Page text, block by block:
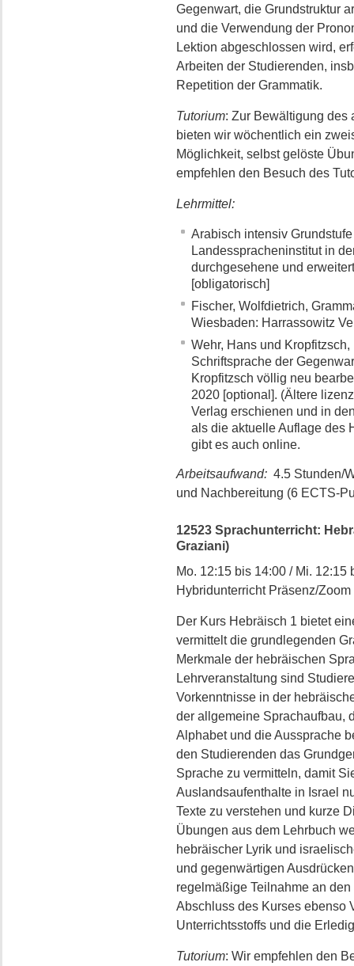
Gegenwart, die Grundstruktur
und die Verwendung der
Lektion abgeschlossen wird,
Arbeiten der Studierenden,
Repetition der Grammatik.
Tutorium: Zur Bewältigung des
bieten wir wöchentlich ein
Möglichkeit, selbst gelöste
empfehlen den Besuch des
Lehrmittel:
Arabisch intensiv
Landesspracheninstitut in
durchgesehene und
[obligatorisch]
Fischer, Wolfdietrich,
Wiesbaden: Harrassowitz
Wehr, Hans und
Schriftsprache der
Kropfitzsch völlig neu
2020 [optional]. (Ältere
Verlag erschienen und in
als die aktuelle Auflage des
gibt es auch online.
Arbeitsaufwand:4.5 Stunden/
und Nachbereitung (6 ECTS-
12523 Sprachunterricht:
Graziani)
Mo. 12:15 bis 14:00 / Mi. 12:15
Hybridunterricht Präsenz/Zoom
Der Kurs Hebräisch 1 bietet
vermittelt die grundlegenden
Merkmale der hebräischen
Lehrveranstaltung sind
Vorkenntnisse in der
der allgemeine Sprachaufbau,
Alphabet und die Aussprache
den Studierenden das
Sprache zu vermitteln, damit
Auslandsaufenthalte in Israel
Texte zu verstehen und kurze
Übungen aus dem Lehrbuch
hebräischer Lyrik und
und gegenwärtigen
regelmäßige Teilnahme an
Abschluss des Kurses ebenso
Unterrichtsstoffs und die
Tutorium: Wir empfehlen den